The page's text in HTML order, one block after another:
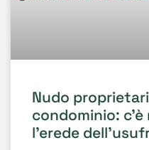
Nudo
condominio:
l’erede